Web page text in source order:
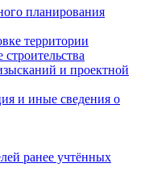
планирования
территории
и проектной
и иные сведения о
ранее учтённых